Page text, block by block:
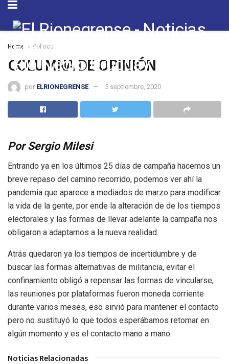
Home Política
COLUMNA DE OPINIÓN
por ELRIONEGRENSE 5 septiembre, 2020
Por Sergio Milesi
Entrando ya en los últimos 25 días de campaña hacemos un
breve repaso del camino recorrido, podemos ver ahí la
pandemia que aparece a mediados de marzo para modificar
la vida de la gente, por ende la alteración de de los tiempos
electorales y las formas de llevar adelante la campaña nos
obligaron a adaptarnos a la nueva realidad.
Atrás quedaron ya los tiempos de incertidumbre y de
buscar las formas alternativas de militancia, evitar el
confinamiento obligó a repensar las formas de vincularse,
las reuniones por plataformas fueron moneda corriente
durante varios meses, eso sirvió para mantener el contacto
pero no sustituyó lo que todos esperábamos retomar en
algún momento y es el contacto mano a mano.
Noticias Relacionadas